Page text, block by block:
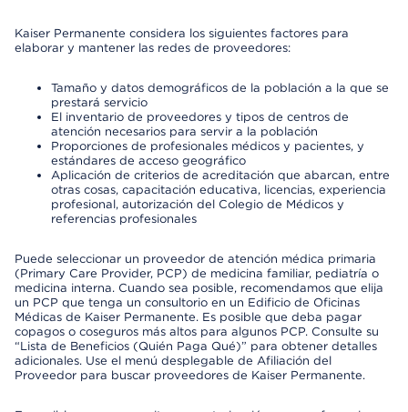
Kaiser Permanente considera los siguientes factores para
elaborar y mantener las redes de proveedores:
Tamaño y datos demográficos de la población a la que se
prestará servicio
El inventario de proveedores y tipos de centros de
atención necesarios para servir a la población
Proporciones de profesionales médicos y pacientes, y
estándares de acceso geográfico
Aplicación de criterios de acreditación que abarcan, entre
otras cosas, capacitación educativa, licencias, experiencia
profesional, autorización del Colegio de Médicos y
referencias profesionales
Puede seleccionar un proveedor de atención médica primaria
(Primary Care Provider, PCP) de medicina familiar, pediatría o
medicina interna. Cuando sea posible, recomendamos que elija
un PCP que tenga un consultorio en un Edificio de Oficinas
Médicas de Kaiser Permanente. Es posible que deba pagar
copagos o coseguros más altos para algunos PCP. Consulte su
“Lista de Beneficios (Quién Paga Qué)” para obtener detalles
adicionales. Use el menú desplegable de Afiliación del
Proveedor para buscar proveedores de Kaiser Permanente.